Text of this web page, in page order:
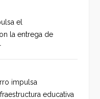
el
la entrega de
impulsa
educativa